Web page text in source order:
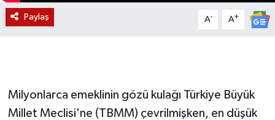
Paylaş A- A+
Milyonlarca emeklinin gözü kulağı Türkiye Büyük
Millet Meclisi'ne (TBMM) çevrilmişken, en düşük